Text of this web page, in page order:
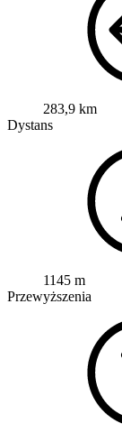
283,9 km
Dystans
1145 m
Przewyższenia